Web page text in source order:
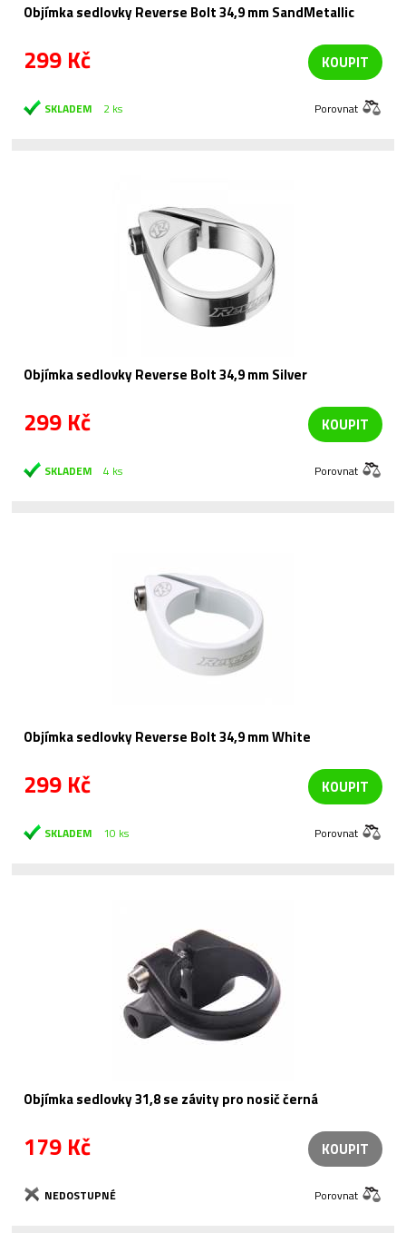
Objímka sedlovky Reverse Bolt 34,9 mm SandMetallic
299 Kč KOUPIT
SKLADEM 2 ks Porovnat
Objímka sedlovky Reverse Bolt 34,9 mm Silver
299 Kč KOUPIT
SKLADEM 4 ks Porovnat
Objímka sedlovky Reverse Bolt 34,9 mm White
299 Kč KOUPIT
SKLADEM 10 ks Porovnat
Objímka sedlovky 31,8 se závity pro nosič černá
179 Kč KOUPIT
NEDOSTUPNÉ Porovnat